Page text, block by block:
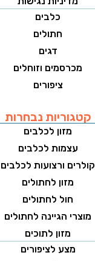
כלבים
חתולים
דגים
מכרסמים וזוחלים
ציפורים
קטגוריות נבחרות
מזון לכלבים
עצמות לכלבים
קולרים ורצועות לכלבים
מזון לחתולים
חול לחתולים
מוצרי הגיינה לחתולים
מזון לתוכים
מצע לציפורים